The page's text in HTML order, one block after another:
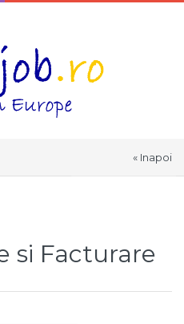
« Inapoi
si Facturare